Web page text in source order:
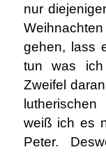
nur
gehen, lass
tun was
Zweifel
weiß ich es
Peter.